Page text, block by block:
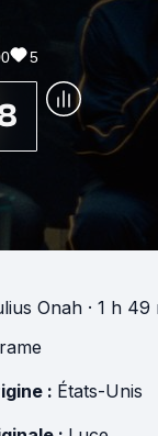
5
Onah · 1 h 49
: États-Unis